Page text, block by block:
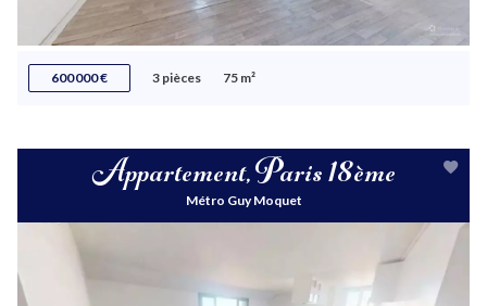
600 000 € 3 pièces 75 m²
Appartement, Paris 18ème
Métro Guy Moquet